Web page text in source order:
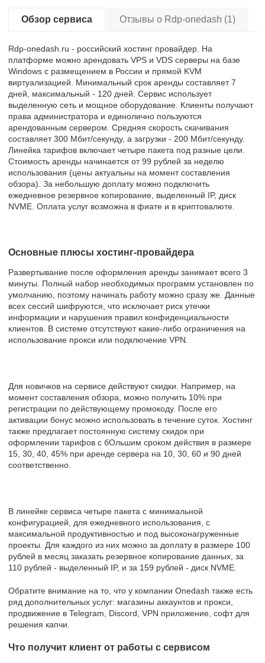
Обзор сервиса Отзывы о Rdp-onedash (1)
Rdp-onedash.ru - российский хостинг провайдер. На
платформе можно арендовать VPS и VDS серверы на базе
Windows с размещением в России и прямой KVM
виртуализацией. Минимальный срок аренды составляет 7
дней, максимальный - 120 дней. Сервис использует
выделенную сеть и мощное оборудование. Клиенты получают
права администратора и единолично пользуются
арендованным сервером. Средняя скорость скачивания
составляет 300 Мбит/секунду, а загрузки - 200 Мбит/секунду.
Линейка тарифов включает четыре пакета под разные цели.
Стоимость аренды начинается от 99 рублей за неделю
использования (цены актуальны на момент составления
обзора). За небольшую доплату можно подключить
ежедневное резервное копирование, выделенный IP, диск
NVME. Оплата услуг возможна в фиате и в криптовалюте.
Основные плюсы хостинг-провайдера
Развертывание после оформления аренды занимает всего 3
минуты. Полный набор необходимых программ установлен по
умолчанию, поэтому начинать работу можно сразу же. Данные
всех сессий шифруются, что исключает риск утечки
информации и нарушения правил конфиденциальности
клиентов. В системе отсутствуют какие-либо ограничения на
использование прокси или подключение VPN.
Для новичков на сервисе действуют скидки. Например, на
момент составления обзора, можно получить 10% при
регистрации по действующему промокоду. После его
активации бонус можно использовать в течение суток. Хостинг
также предлагает постоянную систему скидок при
оформлении тарифов с бОльшим сроком действия в размере
15, 30, 40, 45% при аренде сервера на 10, 30, 60 и 90 дней
соответственно.
В линейке сервиса четыре пакета с минимальной
конфигурацией, для ежедневного использования, с
максимальной продуктивностью и под высоконагруженные
проекты. Для каждого из них можно за доплату в размере 100
рублей в месяц заказать резервное копирование данных, за
110 рублей - выделенный IP, и за 159 рублей - диск NVME.
Обратите внимание на то, что у компании Onedash также есть
ряд дополнительных услуг: магазины аккаунтов и прокси,
продвижение в Telegram, Discord, VPN приложение, софт для
решения капчи.
Что получит клиент от работы с сервисом